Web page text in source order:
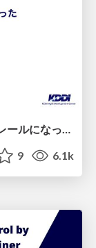
SREの積み重ねがAI駆動開発のガードレールになった ― 7つの実践/SRE Guardrails The 7
9 6.1k